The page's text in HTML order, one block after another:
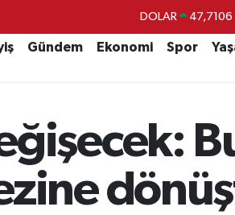
DOLAR 47,7106
EURO 55,1652
BİST100 13.773
Gündem Ekonomi Spor